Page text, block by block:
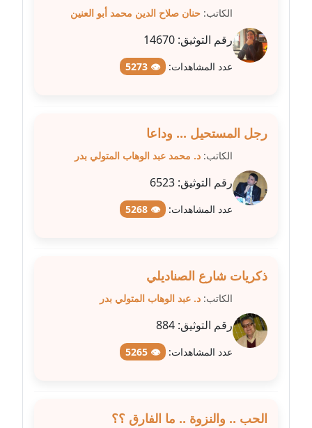
عاملة
مدونة شيماء مكى
عاملة
عاملة
مدونة صفية الجيار
عاملة
مدونة طلبة رضوان
متوفي
مدونة طه ابوزيد
عاملة
الكاتب: حنان صلاح الدين محمد أبو العنين
رقم التوثيق: 14670
عدد المشاهدات: 👁 5273
رجل المستحيل ... وداعا
الكاتب: د. محمد عبد الوهاب المتولي بدر
رقم التوثيق: 6523
عدد المشاهدات: 👁 5268
ذكريات شارع الصناديلي
الكاتب: د. عبد الوهاب المتولي بدر
رقم التوثيق: 884
عدد المشاهدات: 👁 5265
الحب .. والنزوة .. ما الفارق ؟؟